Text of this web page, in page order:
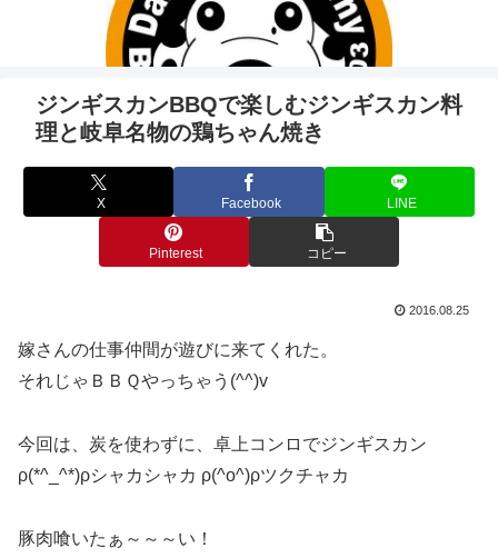
ジンギスカンBBQで楽しむジンギスカン料
理と岐阜名物の鶏ちゃん焼き
X Facebook LINE
Pinterest コピー
2016.08.25
嫁さんの仕事仲間が遊びに来てくれた。
それじゃＢＢＱやっちゃう(^^)v
今回は、炭を使わずに、卓上コンロでジンギスカン
ρ(*^_^*)ρシャカシャカ ρ(^o^)ρツクチャカ
豚肉喰いたぁ～～～い！